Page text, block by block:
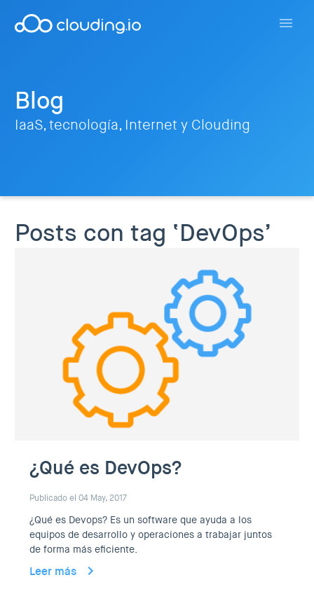
Blog
IaaS, tecnología, Internet y Clouding
Posts con tag ‘DevOps’
¿Qué es DevOps?
Publicado el 04 May, 2017
¿Qué es Devops? Es un software que ayuda a los
equipos de desarrollo y operaciones a trabajar juntos
de forma más eficiente.
Leer más